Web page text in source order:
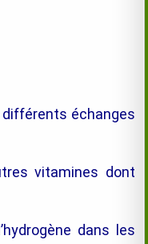
échanges
vitamines dont
dans les